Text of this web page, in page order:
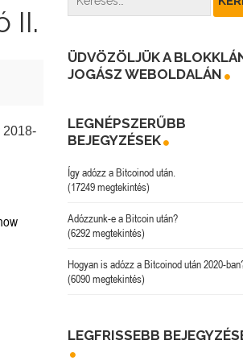
II.
2018-
ÜDVÖZÖLJÜK A
JOGÁSZ WEBOLDALÁN
LEGNÉPSZERŰBB
BEJEGYZÉSEK
Így adózz a Bitcoinod után.
(17249 megtekintés)
Adózzunk-e a Bitcoin után?
(6292 megtekintés)
Hogyan is adózz a Bitcoinod után 2020-
(6090 megtekintés)
LEGFRISSEBB